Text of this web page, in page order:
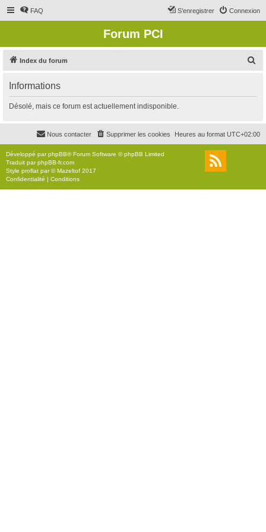
FAQ Connexion
S’enregistrer
Forum PCI
Index du forum
r
c
r
Informations
Désolé, mais ce forum est actuellement indisponible.
Heures au format UTC+02:00
Supprimer les cookies
Nous contacter
Développé parphpBB® Forum Software © phpBB Limited
Traduit parphpBB-fr.com
Style proflat par ©Mazeltof 2017
Confidentialité | Conditions